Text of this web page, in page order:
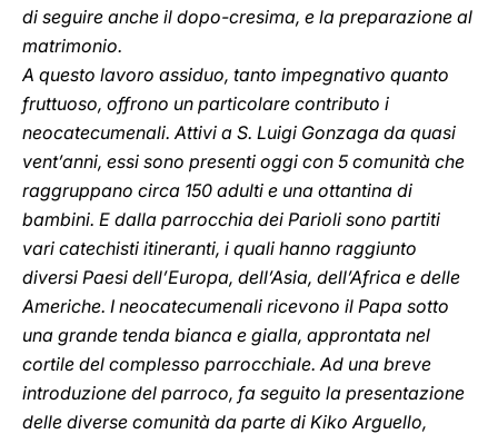
di seguire anche il dopo-cresima, e la preparazione al
matrimonio.
A questo lavoro assiduo, tanto impegnativo quanto
fruttuoso, offrono un particolare contributo i
neocatecumenali. Attivi a S. Luigi Gonzaga da quasi
vent’anni, essi sono presenti oggi con 5 comunità che
raggruppano circa 150 adulti e una ottantina di
bambini. E dalla parrocchia dei Parioli sono partiti
vari catechisti itineranti, i quali hanno raggiunto
diversi Paesi dell’Europa, dell’Asia, dell’Africa e delle
Americhe. I neocatecumenali ricevono il Papa sotto
una grande tenda bianca e gialla, approntata nel
cortile del complesso parrocchiale. Ad una breve
introduzione del parroco, fa seguito la presentazione
delle diverse comunità da parte di Kiko Arguello,